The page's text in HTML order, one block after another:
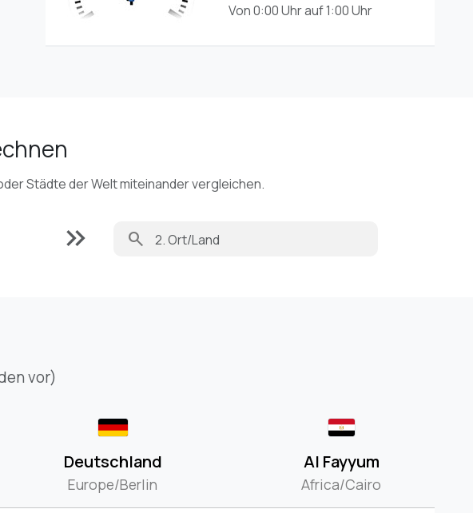
Von 0:00 Uhr auf 1:00 Uhr
Städte der Welt miteinander vergleichen.
keyboard_double_arrow_right search
vor)
Deutschland
Europe/Berlin
Al Fayyum
Africa/Cairo